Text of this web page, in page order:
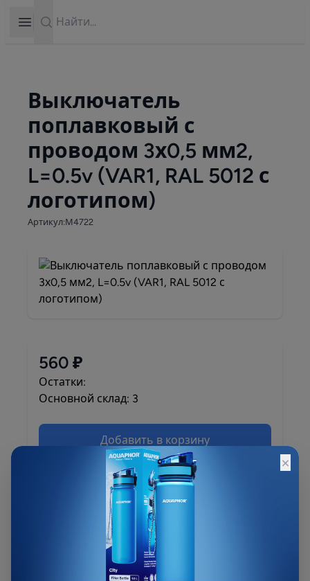
Open sidebar
Выключатель
поплавковый с
проводом 3х0,5 мм2,
L=0.5v (VAR1, RAL 5012 с
логотипом)
Артикул:М4722
560 ₽
Остатки:
Основной склад: 3
Добавить в корзину
Описание и характеристики смотрите на
×